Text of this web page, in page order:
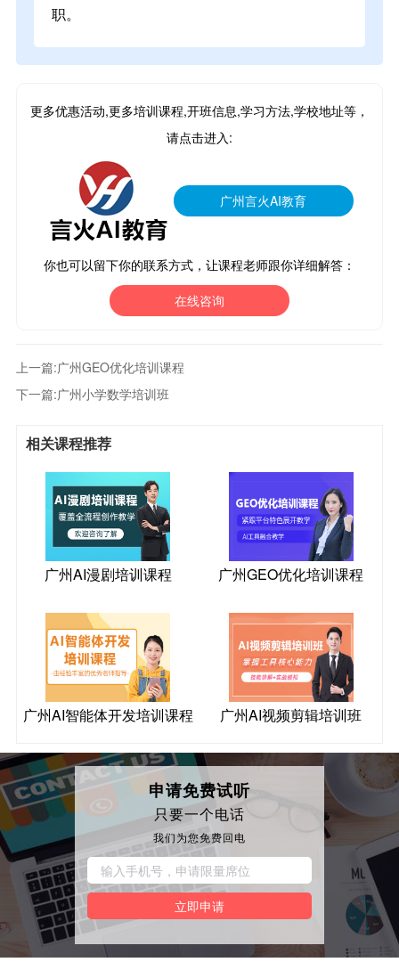
职。
更多优惠活动,更多培训课程,开班信息,学习方法,学校地址等，
请点击进入:
广州言火AI教育
你也可以留下你的联系方式，让课程老师跟你详细解答：
在线咨询
上一篇:广州GEO优化培训课程
下一篇:广州小学数学培训班
相关课程推荐
广州AI漫剧培训课程 广州GEO优化培训课程
广州AI智能体开发培训课程 广州AI视频剪辑培训班
申请免费试听
只要一个电话
我们为您免费回电
立即申请